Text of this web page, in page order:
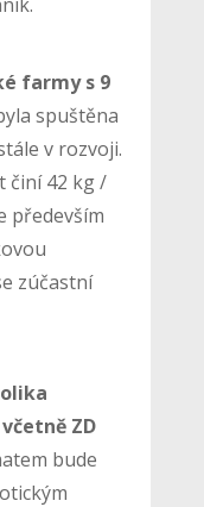
farmy s 9
spuštěna
v rozvoji.
činí 42 kg /
především
zúčastní
ZD
bude